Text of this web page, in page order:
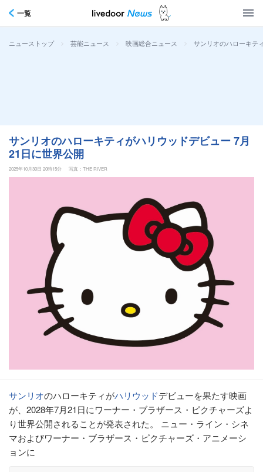
一覧
ニューストップ > 芸能ニュース > 映画総合ニュース > サンリオのハローキテ
サンリオのハローキティがハリウッドデビュー 7月
21日に世界公開
2025年10月30日 20時15分 写真：THE RIVER
サンリオのハローキティがハリウッドデビューを果たす映画
が、2028年7月21日にワーナー・ブラザース・ピクチャーズよ
り世界公開されることが発表された。 ニュー・ライン・シネ
マおよびワーナー・ブラザース・ピクチャーズ・アニメーシ
ョンに